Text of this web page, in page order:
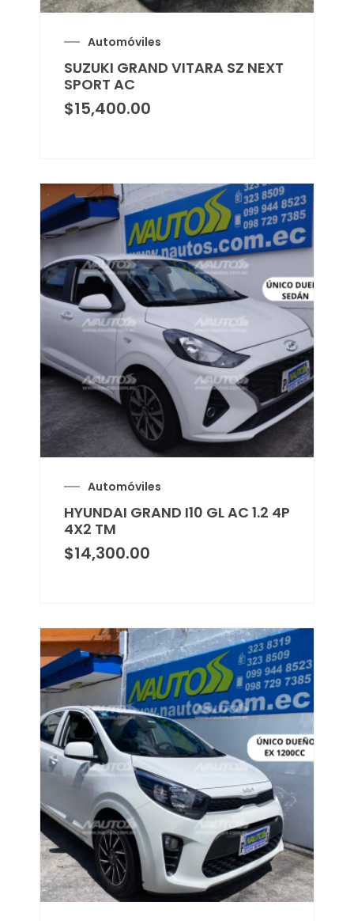
Automóviles
SUZUKI GRAND VITARA SZ NEXT
SPORT AC
$15,400.00
Automóviles
HYUNDAI GRAND I10 GL AC 1.2 4P
4X2 TM
$14,300.00